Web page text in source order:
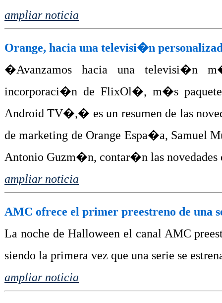
ampliar noticia
Orange, hacia una televisi�n
�Avanzamos hacia una televisi�n
incorporaci�n de FlixOl�, m�s
Android TV�,� es un resumen de las
de marketing de Orange Espa�a, Samuel
Antonio Guzm�n, contar�n las novedades
ampliar noticia
AMC ofrece el primer preestreno de una
La noche de Halloween el canal AMC
siendo la primera vez que una serie se
ampliar noticia